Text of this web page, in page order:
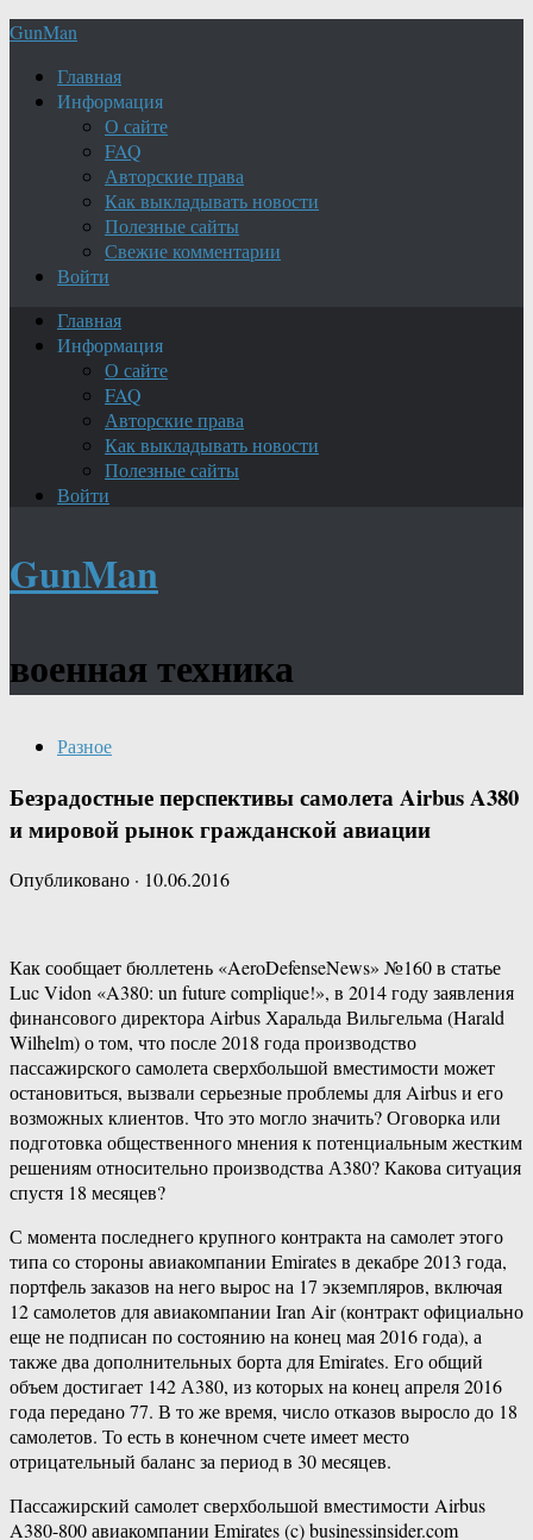
GunMan
Главная
Информация
О сайте
FAQ
Авторские права
Как выкладывать новости
Полезные сайты
Свежие комментарии
Войти
Главная
Информация
О сайте
FAQ
Авторские права
Как выкладывать новости
Полезные сайты
Войти
GunMan
военная техника
Разное
Безрадостные перспективы самолета Airbus A380
и мировой рынок гражданской авиации
Опубликовано · 10.06.2016
Как сообщает бюллетень «AeroDefenseNews» №160 в статье
Luc Vidon «A380: un future complique!», в 2014 году заявления
финансового директора Airbus Харальда Вильгельма (Harald
Wilhelm) о том, что после 2018 года производство
пассажирского самолета сверхбольшой вместимости может
остановиться, вызвали серьезные проблемы для Airbus и его
возможных клиентов. Что это могло значить? Оговорка или
подготовка общественного мнения к потенциальным жестким
решениям относительно производства А380? Какова ситуация
спустя 18 месяцев?
С момента последнего крупного контракта на самолет этого
типа со стороны авиакомпании Emirates в декабре 2013 года,
портфель заказов на него вырос на 17 экземпляров, включая
12 самолетов для авиакомпании Iran Air (контракт официально
еще не подписан по состоянию на конец мая 2016 года), а
также два дополнительных борта для Emirates. Его общий
объем достигает 142 А380, из которых на конец апреля 2016
года передано 77. В то же время, число отказов выросло до 18
самолетов. То есть в конечном счете имеет место
отрицательный баланс за период в 30 месяцев.
Пассажирский самолет сверхбольшой вместимости Airbus
A380-800 авиакомпании Emirates (c) businessinsider.com